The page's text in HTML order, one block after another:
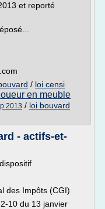
et reporté
/ loi censi
en meuble
2013 / loi bouvard
- actifs-et-
des Impôts (CGI)
10 du 13 janvier